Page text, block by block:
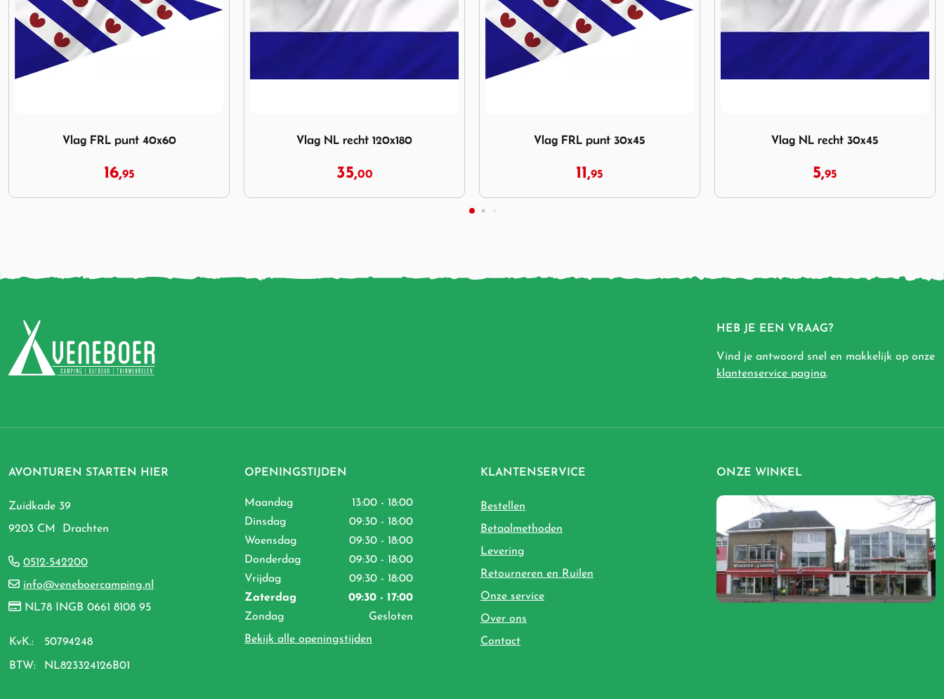
Vlag NL recht 120x180
35,00
Vlag FRL punt 30x45
11,95
Vlag NL recht 30x45
5,95
Vlag NL recht 70x100
15,95
HEB JE EEN VRAAG?
Vind je antwoord snel en makkelijk op onze
klantenservice pagina.
AVONTUREN STARTEN HIER
Zuidkade 39
9203 CM Drachten
0512-542200
info@veneboercamping.nl
NL78 INGB 0661 8108 95
KvK.: 50794248
BTW: NL823324126B01
OPENINGSTIJDEN
Maandag
13:00 - 18:00
Dinsdag
09:30 - 18:00
Woensdag
09:30 - 18:00
Donderdag
09:30 - 18:00
Vrijdag
09:30 - 18:00
Zaterdag
09:30 - 17:00
Zondag
Gesloten
Bekijk alle openingstijden
KLANTENSERVICE
Bestellen
Betaalmethoden
Levering
Retourneren en Ruilen
Onze service
Over ons
Contact
ONZE WINKEL